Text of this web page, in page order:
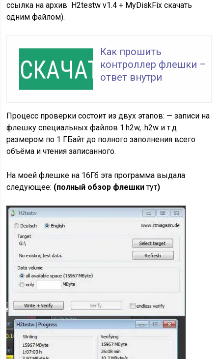
ссылка на архив H2testw v1.4 + MyDiskFix скачать
одним файлом).
Как прошить
контроллер флешки –
ответ внутри
Процесс проверки состоит из двух этапов: — записи на
флешку специальных файлов 1.h2w, .h2w и т.д
размером по 1 ГБайт до полного заполнения всего
объёма и чтения записанного.
На моей флешке на 16Гб эта программа выдала
следующее: (полный обзор флешкитут)